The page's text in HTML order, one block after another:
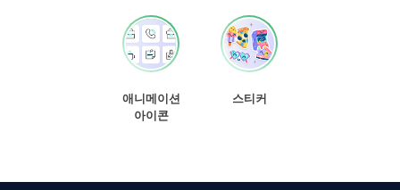
애니메이션
아이콘
스티커